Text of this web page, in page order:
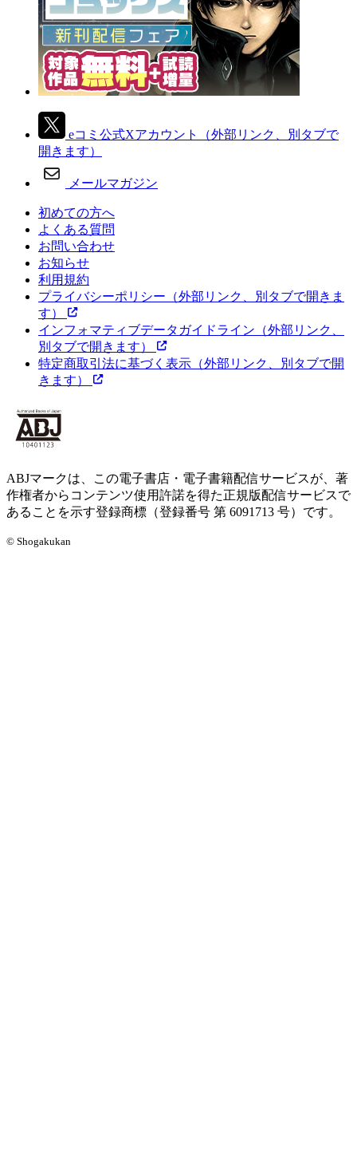
eコミ公式Xアカウント
（外部リンク、別タブで
開きます）
メールマガジン
初めての方へ
よくある質問
お問い合わせ
お知らせ
利用規約
プライバシーポリシー （外部リンク、別タブで開きま
す）
インフォマティブデータガイドライン （外部リンク、
別タブで開きます）
特定商取引法に基づく表示 （外部リンク、別タブで開
きます）
ABJマークは、この電子書店・電子書籍配信サービスが、著
作権者からコンテンツ使用許諾を得た正規版配信サービスで
あることを示す登録商標（登録番号 第 6091713 号）です。
© Shogakukan